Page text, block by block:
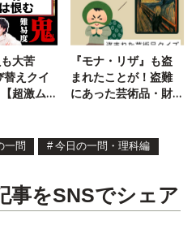
大苦
えクイ
超激ム
『モナ・リザ』も盗
まれたことが！盗難
にあった芸術品・財
一問 # 今日の一問・理科編
事をSNSでシェア